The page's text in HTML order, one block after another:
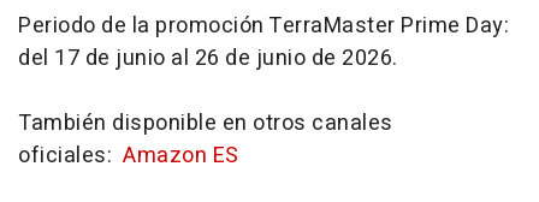
Periodo de la promoción TerraMaster Prime Day:
del 17 de junio al 26 de junio de 2026.
También disponible en otros canales
oficiales: Amazon ES